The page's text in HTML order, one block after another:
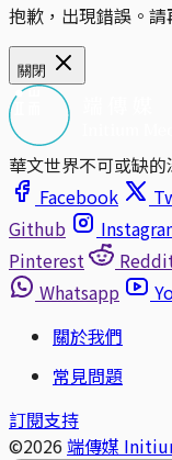
抱歉，出現錯誤。請
關閉
華文世界不可或缺
Facebook
Github
Pinterest
Whatsapp
關於我們
常見問題
訂閱支持
©2026 端傳媒